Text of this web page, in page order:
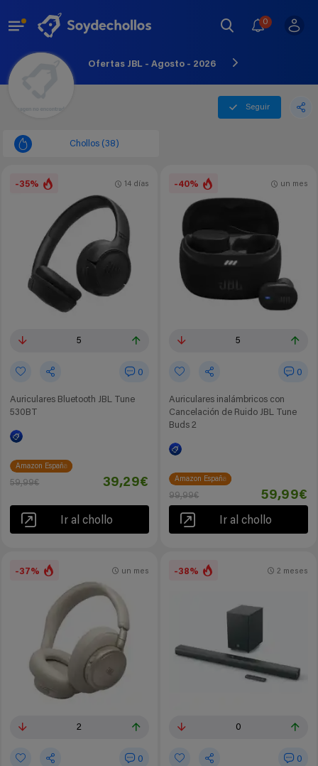
0
Ofertas JBL - Agosto - 2026
Seguir
Chollos (38)
-35%
5
0
Auriculares Bluetooth JBL Tune
530BT
14 días
Amazon España
59,99€ 39,29€
Ir al chollo
-40%
5
0
Auriculares inalámbricos con
Cancelación de Ruido JBL Tune
Buds 2
un mes
Amazon España
99,99€ 59,99€
Ir al chollo
-37%
2
0
un mes -38%
0
0
2 meses